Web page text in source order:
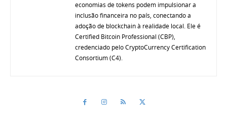
economias de tokens podem impulsionar a
inclusão financeira no país, conectando a
adoção de blockchain à realidade local. Ele é
Certified Bitcoin Professional (CBP),
credenciado pelo CryptoCurrency Certification
Consortium (C4).